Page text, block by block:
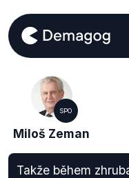
SPO
Miloš Zeman
Takže během